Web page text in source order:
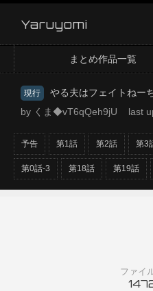
Yaruyomi
まとめ作品一覧
現行
やる夫はフェイトねー
by くま◆vT6qQeh9jU last
予告 第1話 第2話 第3
第0話-3 第18話 第19話
ファイ